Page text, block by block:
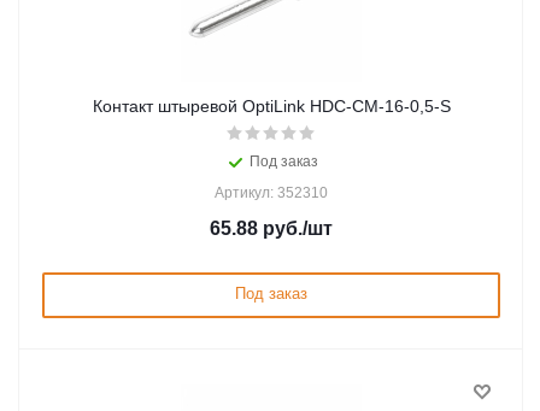
Контакт штыревой OptiLink HDC-CM-16-0,5-S
Под заказ
Артикул: 352310
65.88 руб./шт
Под заказ